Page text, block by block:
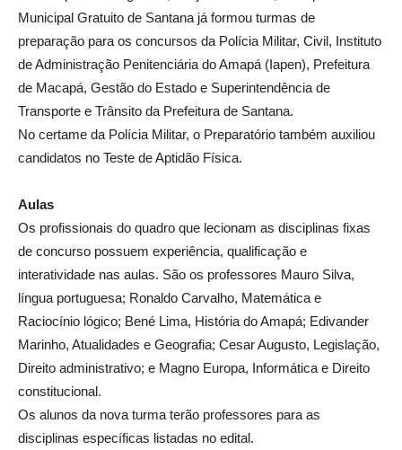
Municipal Gratuito de Santana já formou turmas de
preparação para os concursos da Polícia Militar, Civil, Instituto
de Administração Penitenciária do Amapá (Iapen), Prefeitura
de Macapá, Gestão do Estado e Superintendência de
Transporte e Trânsito da Prefeitura de Santana.
No certame da Polícia Militar, o Preparatório também auxiliou
candidatos no Teste de Aptidão Física.
Aulas
Os profissionais do quadro que lecionam as disciplinas fixas
de concurso possuem experiência, qualificação e
interatividade nas aulas. São os professores Mauro Silva,
língua portuguesa; Ronaldo Carvalho, Matemática e
Raciocínio lógico; Bené Lima, História do Amapá; Edivander
Marinho, Atualidades e Geografia; Cesar Augusto, Legislação,
Direito administrativo; e Magno Europa, Informática e Direito
constitucional.
Os alunos da nova turma terão professores para as
disciplinas específicas listadas no edital.